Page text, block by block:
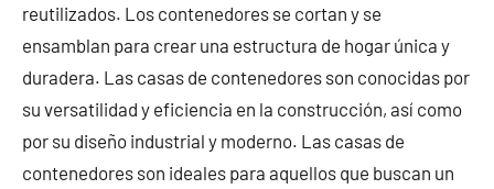
reutilizados. Los contenedores se cortan y se
ensamblan para crear una estructura de hogar única y
duradera. Las casas de contenedores son conocidas por
su versatilidad y eficiencia en la construcción, así como
por su diseño industrial y moderno. Las casas de
contenedores son ideales para aquellos que buscan un